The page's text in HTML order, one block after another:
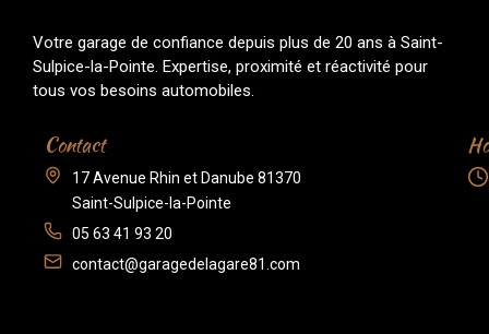
Votre garage de confiance depuis plus de 20 ans à Saint-
Sulpice-la-Pointe. Expertise, proximité et réactivité pour
tous vos besoins automobiles.
Contact
17 Avenue Rhin et Danube 81370
Saint-Sulpice-la-Pointe
05 63 41 93 20
contact@garagedelagare81.com